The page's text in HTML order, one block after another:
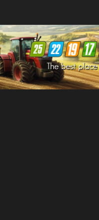
Farming Simulator25Mods
Farming Simulator22Mods
Farming Simulator19Mods
Farming Simulator17Mods